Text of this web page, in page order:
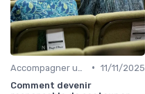
• 11/11/2025
Comment devenir